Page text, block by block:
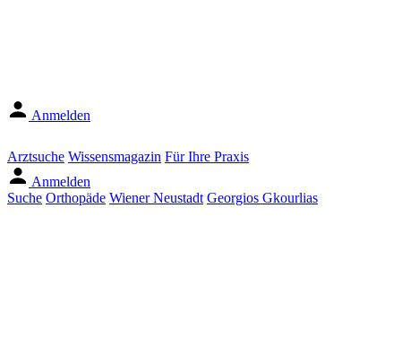
Anmelden
Arztsuche Wissensmagazin Für Ihre Praxis
Anmelden
Suche Orthopäde Wiener Neustadt Georgios Gkourlias